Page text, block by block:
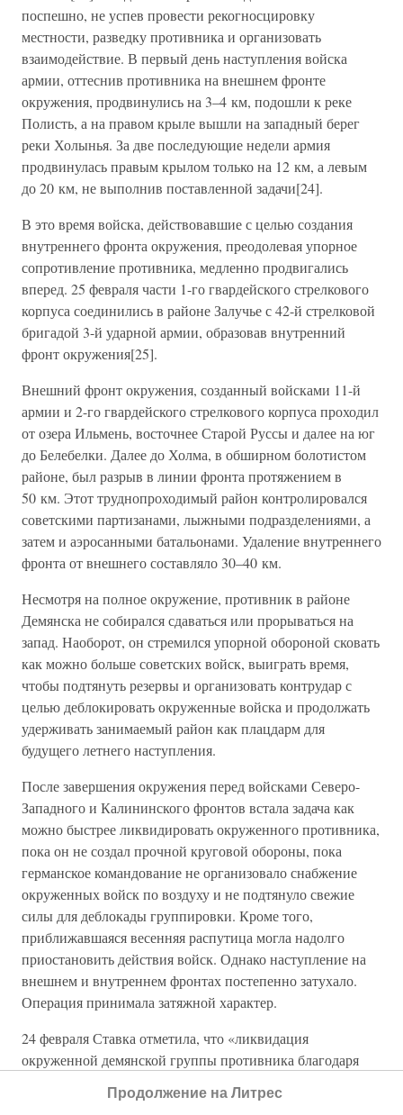
поспешно, не успев провести рекогносцировку
местности, разведку противника и организовать
взаимодействие. В первый день наступления войска
армии, оттеснив противника на внешнем фронте
окружения, продвинулись на 3–4 км, подошли к реке
Полисть, а на правом крыле вышли на западный берег
реки Холынья. За две последующие недели армия
продвинулась правым крылом только на 12 км, а левым
до 20 км, не выполнив поставленной задачи[24].
В это время войска, действовавшие с целью создания
внутреннего фронта окружения, преодолевая упорное
сопротивление противника, медленно продвигались
вперед. 25 февраля части 1-го гвардейского стрелкового
корпуса соединились в районе Залучье с 42-й стрелковой
бригадой 3-й ударной армии, образовав внутренний
фронт окружения[25].
Внешний фронт окружения, созданный войсками 11-й
армии и 2-го гвардейского стрелкового корпуса проходил
от озера Ильмень, восточнее Старой Руссы и далее на юг
до Белебелки. Далее до Холма, в обширном болотистом
районе, был разрыв в линии фронта протяжением в
50 км. Этот труднопроходимый район контролировался
советскими партизанами, лыжными подразделениями, а
затем и аэросанными батальонами. Удаление внутреннего
фронта от внешнего составляло 30–40 км.
Несмотря на полное окружение, противник в районе
Демянска не собирался сдаваться или прорываться на
запад. Наоборот, он стремился упорной обороной сковать
как можно больше советских войск, выиграть время,
чтобы подтянуть резервы и организовать контрудар с
целью деблокировать окруженные войска и продолжать
удерживать занимаемый район как плацдарм для
будущего летнего наступления.
После завершения окружения перед войсками Северо-
Западного и Калининского фронтов встала задача как
можно быстрее ликвидировать окруженного противника,
пока он не создал прочной круговой обороны, пока
германское командование не организовало снабжение
окруженных войск по воздуху и не подтянуло свежие
силы для деблокады группировки. Кроме того,
приближавшаяся весенняя распутица могла надолго
приостановить действия войск. Однако наступление на
внешнем и внутреннем фронтах постепенно затухало.
Операция принимала затяжной характер.
24 февраля Ставка отметила, что «ликвидация
окруженной демянской группы противника благодаря
армии Калининского фронта с частями 1-го гвардейского
Продолжение на Литрес